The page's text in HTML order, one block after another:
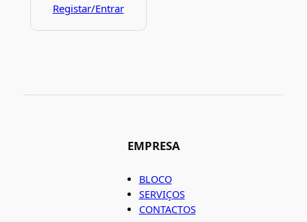
Registar/Entrar
EMPRESA
BLOCO
SERVIÇOS
CONTACTOS